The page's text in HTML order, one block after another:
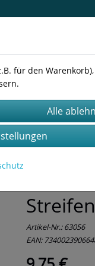
Streifen
Artikel-Nr.:63056
EAN:
für den